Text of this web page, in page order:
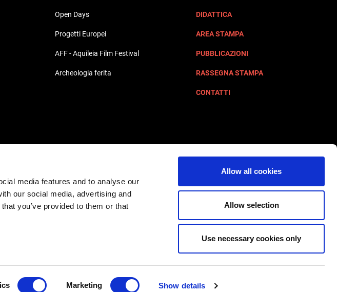
media features and to analyse our
our social media, advertising and
you’ve provided to them or that
Marketing Show details
Allow all cookies
Allow selection
Use necessary cookies only
Open Days
Progetti Europei
AFF - Aquileia Film Festival
Archeologia ferita
DIDATTICA
AREA STAMPA
PUBBLICAZIONI
RASSEGNA STAMPA
CONTATTI